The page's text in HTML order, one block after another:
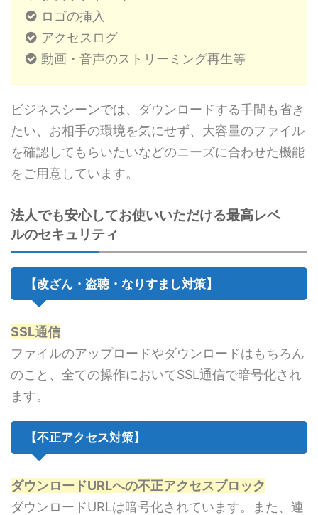
ロゴの挿入
アクセスログ
動画・音声のストリーミング再生等
ビジネスシーンでは、ダウンロードする手間も省き
たい、お相手の環境を気にせず、大容量のファイル
を確認してもらいたいなどのニーズに合わせた機能
をご用意しています。
法人でも安心してお使いいただける最高レベ
ルのセキュリティ
【改ざん・盗聴・なりすまし対策】
SSL通信
ファイルのアップロードやダウンロードはもちろん
のこと、全ての操作においてSSL通信で暗号化され
ます。
【不正アクセス対策】
ダウンロードURLへの不正アクセスブロック
ダウンロードURLは暗号化されています。また、連